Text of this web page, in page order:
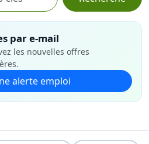
par e-mail
les nouvelles offres
alerte emploi